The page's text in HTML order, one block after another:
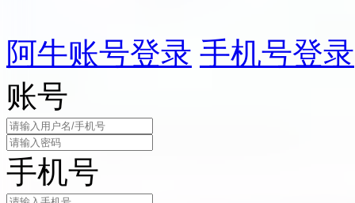
阿牛账号登录 手机号登录
账号
手机号